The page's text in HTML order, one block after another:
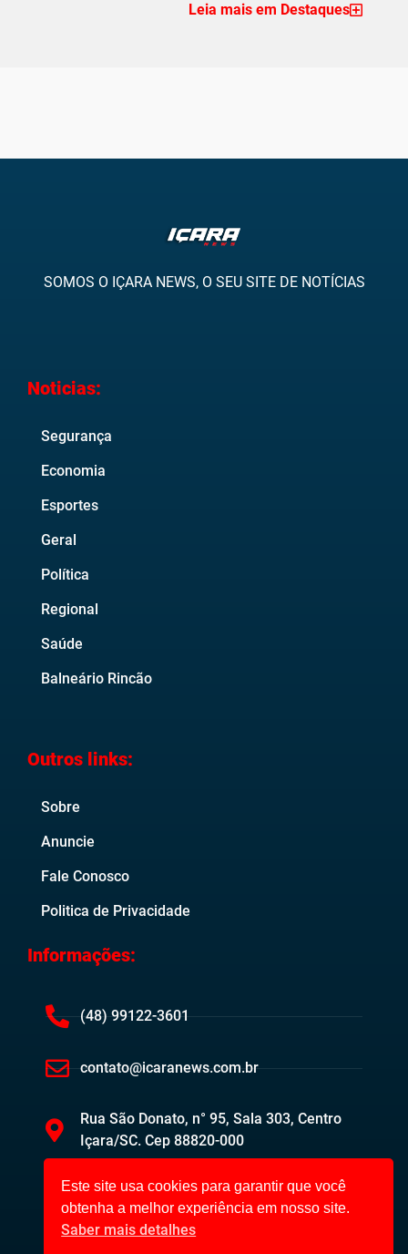
Leia mais em Destaques
SOMOS O IÇARA NEWS, O SEU SITE DE NOTÍCIAS
Noticias:
Segurança
Economia
Esportes
Geral
Política
Regional
Saúde
Balneário Rincão
Outros links:
Sobre
Anuncie
Fale Conosco
Politica de Privacidade
Informações:
(48) 99122-3601
contato@icaranews.com.br
Rua São Donato, n° 95, Sala 303, Centro
Içara/SC. Cep 88820-000
Este site usa cookies para garantir que você
obtenha a melhor experiência em nosso site.
Saber mais detalhes